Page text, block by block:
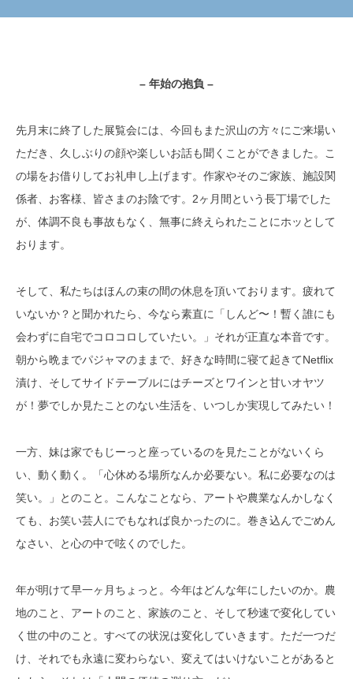
– 年始の抱負 –
先月末に終了した展覧会には、今回もまた沢山の方々にご来場い
ただき、久しぶりの顔や楽しいお話も聞くことができました。こ
の場をお借りしてお礼申し上げます。作家やそのご家族、施設関
係者、お客様、皆さまのお陰です。2ヶ月間という長丁場でした
が、体調不良も事故もなく、無事に終えられたことにホッとして
おります。
そして、私たちはほんの束の間の休息を頂いております。疲れて
いないか？と聞かれたら、今なら素直に「しんど〜！暫く誰にも
会わずに自宅でコロコロしていたい。」それが正直な本音です。
朝から晩までパジャマのままで、好きな時間に寝て起きてNetflix
漬け、そしてサイドテーブルにはチーズとワインと甘いオヤツ
が！夢でしか見たことのない生活を、いつしか実現してみたい！
一方、妹は家でもじーっと座っているのを見たことがないくら
い、動く動く。「心休める場所なんか必要ない。私に必要なのは
笑い。」とのこと。こんなことなら、アートや農業なんかしなく
ても、お笑い芸人にでもなれば良かったのに。巻き込んでごめん
なさい、と心の中で呟くのでした。
年が明けて早一ヶ月ちょっと。今年はどんな年にしたいのか。農
地のこと、アートのこと、家族のこと、そして秒速で変化してい
く世の中のこと。すべての状況は変化していきます。ただ一つだ
け、それでも永遠に変わらない、変えてはいけないことがあると